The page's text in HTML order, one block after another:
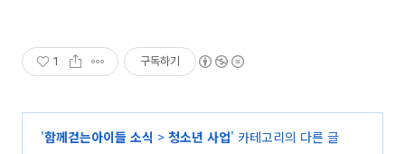
1 구독하기
'함께걷는아이들 소식 > 청소년 사업' 카테고리의 다른 글